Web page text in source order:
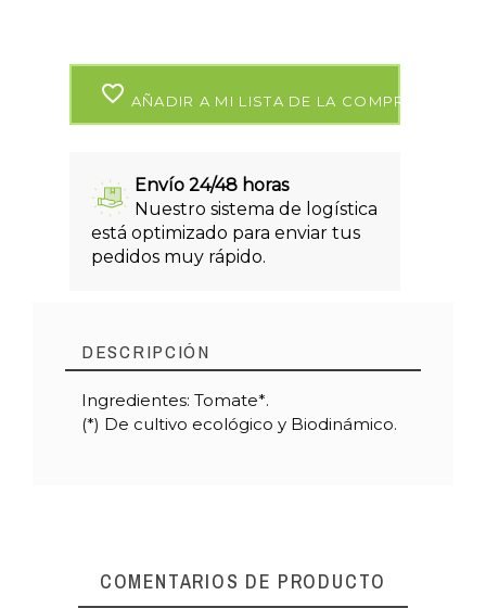
favorite_border AÑADIR A MI LISTA DE LA COMPRA
Envío 24/48 horas
Nuestro sistema de logística
está optimizado para enviar tus
pedidos muy rápido.
DESCRIPCIÓN
Ingredientes: Tomate*.
(*) De cultivo ecológico y Biodinámico.
COMENTARIOS DE PRODUCTO